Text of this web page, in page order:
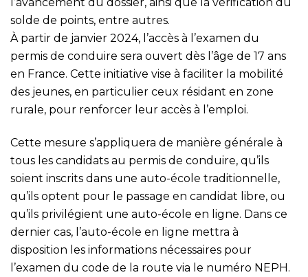
solde de points, entre autres.
À partir de janvier 2024, l’accès à l’examen du
permis de conduire sera ouvert dès l’âge de 17 ans
en France. Cette initiative vise à faciliter la mobilité
des jeunes, en particulier ceux résidant en zone
rurale, pour renforcer leur accès à l’emploi.
Cette mesure s’appliquera de manière générale à
tous les candidats au permis de conduire, qu’ils
soient inscrits dans une auto-école traditionnelle,
qu’ils optent pour le passage en candidat libre, ou
qu’ils privilégient une auto-école en ligne. Dans ce
dernier cas, l’auto-école en ligne mettra à
disposition les informations nécessaires pour
l’examen du code de la route via le numéro NEPH.